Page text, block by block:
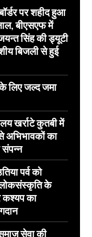
पर शहीद हुआ
बीएसएफ में
सिंह की ड्यूटी
बिजली से हुई
लिए जल्द जमा
खर्राटे कुतबी में
अभिभावकों का
संपन्न
पर्व को
लोकसंस्कृति के
कश्यप का
सेवा की